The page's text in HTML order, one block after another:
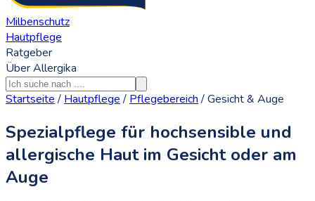
Milbenschutz
Hautpflege
Ratgeber
Über Allergika
Startseite / Hautpflege / Pflegebereich /Gesicht & Auge
Spezialpflege für hochsensible und
allergische Haut im Gesicht oder am
Auge